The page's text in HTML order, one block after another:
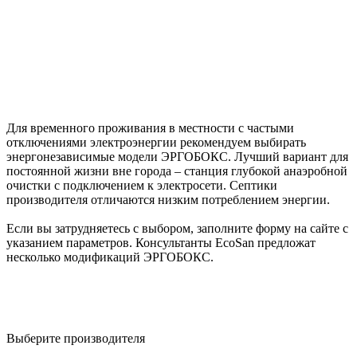
Для временного проживания в местности с частыми
отключениями электроэнергии рекомендуем выбирать
энергонезависимые модели ЭРГОБОКС. Лучший вариант для
постоянной жизни вне города – станция глубокой анаэробной
очистки с подключением к электросети. Септики
производителя отличаются низким потреблением энергии.
Если вы затрудняетесь с выбором, заполните форму на сайте с
указанием параметров. Консультанты EcoSan предложат
несколько модификаций ЭРГОБОКС.
Выберите производителя